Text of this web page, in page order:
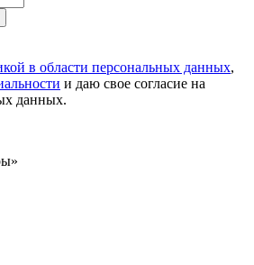
в области персональных данных,
и даю свое согласие на
данных.